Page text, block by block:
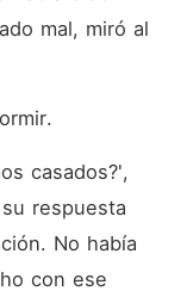
mal, miró al
casados?',
respuesta
No había
con ese